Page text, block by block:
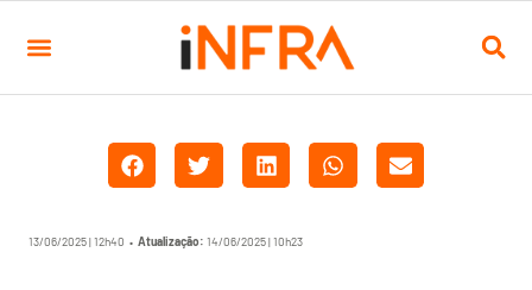
13/06/2025 | 12h40 • Atualização: 14/06/2025 | 10h23